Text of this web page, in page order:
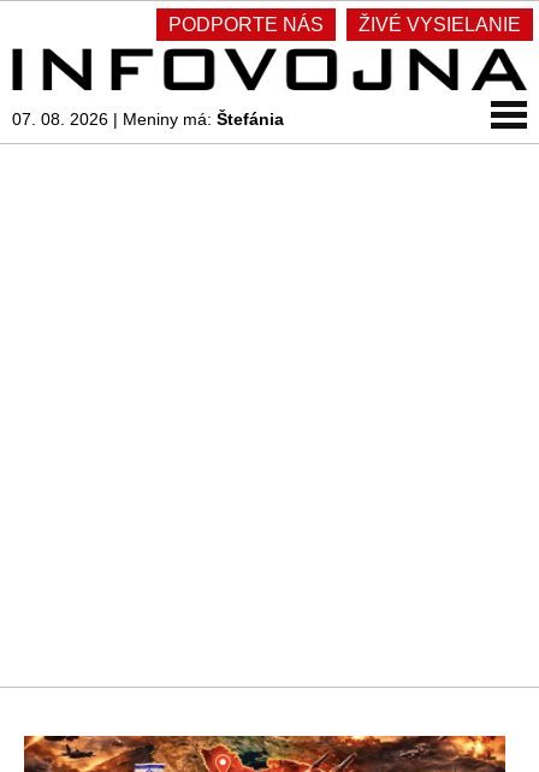
PODPORTE NÁS ŽIVÉ VYSIELANIE
07. 08. 2026 | Meniny má: Štefánia